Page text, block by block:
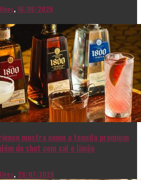
,16/06/2026
mostra como a tequila premium
do shot com sal e limão
, 28/07/2026